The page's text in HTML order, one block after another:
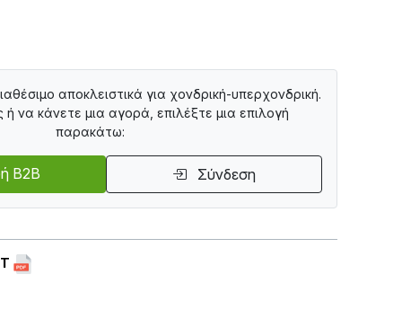
αποκλειστικά για χονδρική-υπερχονδρική.
ή να κάνετε μια αγορά, επιλέξτε μια επιλογή
παρακάτω:
B2B Σύνδεση